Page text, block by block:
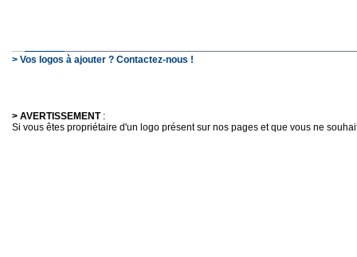
> Vos logos à ajouter ? Contactez-nous !
> AVERTISSEMENT:
Si vous êtes propriétaire d'un logo présent sur nos pages et que vous ne